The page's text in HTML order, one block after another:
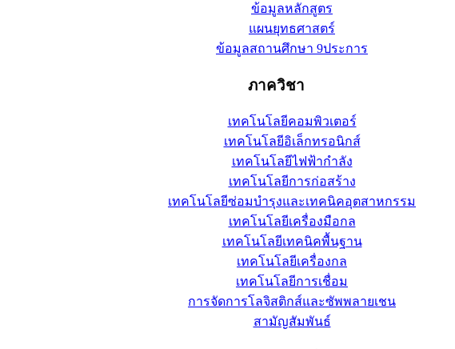
ข้อมูลหลักสูตร
แผนยุทธศาสตร์
ข้อมูลสถานศึกษา 9ประการ
ภาควิชา
เทคโนโลยีคอมพิวเตอร์
เทคโนโลยีอิเล็กทรอนิกส์
เทคโนโลยีไฟฟ้ากำลัง
เทคโนโลยีการก่อสร้าง
เทคโนโลยีซ่อมบำรุงและเทคนิคอุตสาหกรรม
เทคโนโลยีเครื่องมือกล
เทคโนโลยีเทคนิคพื้นฐาน
เทคโนโลยีเครื่องกล
เทคโนโลยีการเชื่อม
การจัดการโลจิสติกส์และซัพพลายเชน
สามัญสัมพันธ์